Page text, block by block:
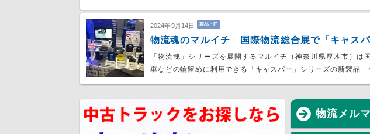
2024年9月14日 製品・IT
物流魂のマルイチ 国際物流総合展で「キャス
「物流魂」シリーズを展開するマルイチ（神奈川県厚木市）は
車などの輪留めに利用できる「キャスパー」シリーズの新製品
物流メル